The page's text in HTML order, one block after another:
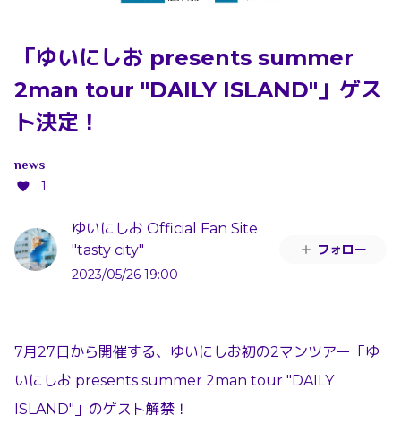
「ゆいにしお presents summer
2man tour "DAILY ISLAND"」ゲス
ト決定！
news
1
ゆいにしお Official Fan Site
"tasty city"
2023/05/26 19:00
フォロー
7月27日から開催する、ゆいにしお初の2マンツアー「ゆ
いにしお presents summer 2man tour "DAILY
ISLAND"」のゲスト解禁！